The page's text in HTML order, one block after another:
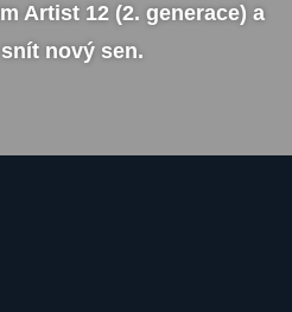
Artist 12 (2. generace) a
nový sen.